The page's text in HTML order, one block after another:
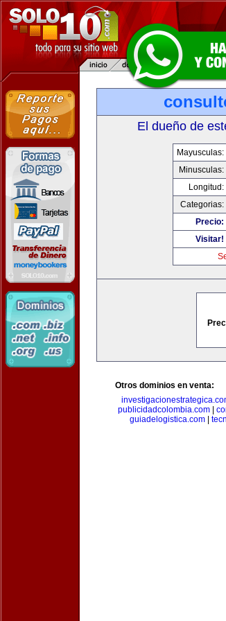
El dueño de
Mayusculas:
Minusculas:
Longitud:
Categorias:
Precio:
Visitar!
Otros dominios en venta:
publicidadcolombia.com|
guiadelogistica.com|